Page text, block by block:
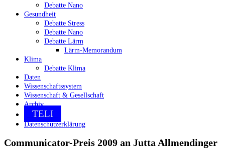
Debatte Nano
Gesundheit
Debatte Stress
Debatte Nano
Debatte Lärm
Lärm-Memorandum
Klima
Debatte Klima
Daten
Wissenschaftssystem
Wissenschaft & Gesellschaft
Archiv
TELI
Datenschutzerklärung
Communicator-Preis 2009 an Jutta Allmendinger